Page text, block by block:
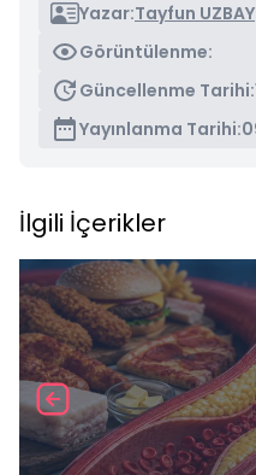
Yazar:Tayfun UZBAY
Görüntülenme:
Güncellenme Tarihi:
Yayınlanma Tarihi:
İlgili İçerikler